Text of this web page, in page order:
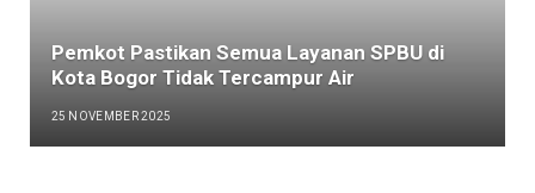
Pemkot Pastikan Semua Layanan SPBU di
Kota Bogor Tidak Tercampur Air
25 NOVEMBER 2025